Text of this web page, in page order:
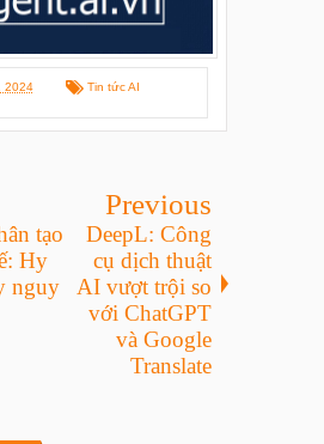
2024 Tin tức AI
tạo
Hy
nguy
Previous
DeepL: Công
cụ dịch thuật
AI vượt trội so
với ChatGPT
và Google
Translate